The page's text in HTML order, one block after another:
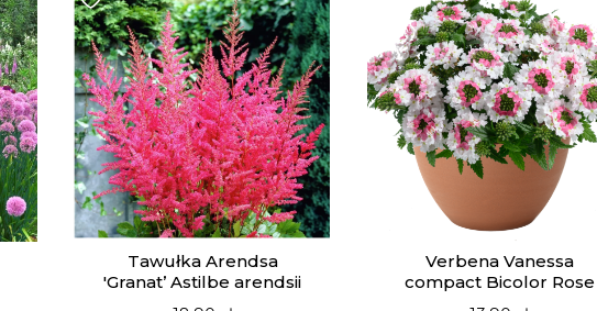
Tawułka Arendsa
'Granat’ Astilbe arendsii
Verbena Vanessa
compact Bicolor Rose